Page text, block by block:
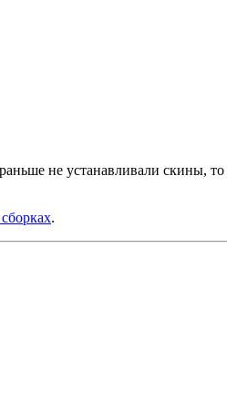
не устанавливали скины,
.